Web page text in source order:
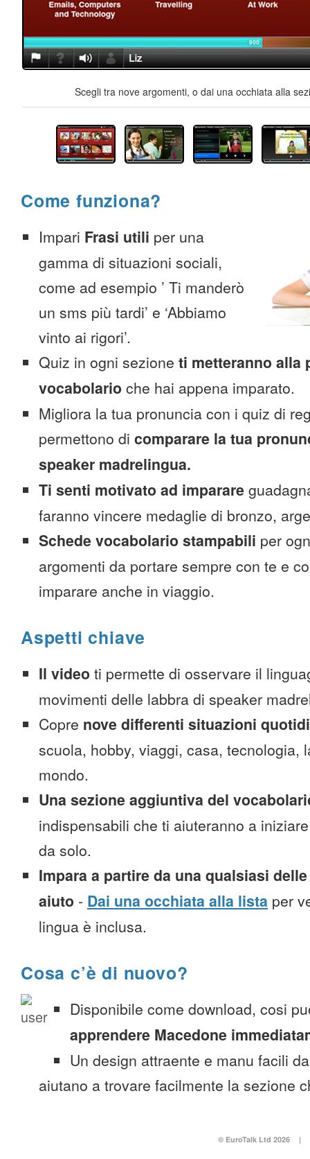
Scegli tra nove argomenti, o dai una occhiata alla
Come funziona?
Impari Frasi utili per una
gamma di situazioni sociali,
come ad esempio ’ Ti manderò
un sms più tardi’ e ‘Abbiamo
vinto ai rigori’.
Quiz in ogni sezione ti metteranno alla
vocabolario che hai appena imparato.
Migliora la tua pronuncia con i quiz di
permettono di comparare la tua
speaker madrelingua.
Ti senti motivato ad imparare
faranno vincere medaglie di bronzo,
Schede vocabolario stampabili per
argomenti da portare sempre con te e
imparare anche in viaggio.
Aspetti chiave
Il video ti permette di osservare il
movimenti delle labbra di speaker
Copre nove differenti situazioni
scuola, hobby, viaggi, casa, tecnologia,
mondo.
Una sezione aggiuntiva del
indispensabili che ti aiuteranno a
da solo.
Impara a partire da una qualsiasi
aiuto - Dai una occhiata alla lista per
lingua è inclusa.
Cosa c’è di nuovo?
Disponibile come download, cosi
apprendere Macedone
Un design attraente e manu facili
aiutano a trovare facilmente la sezione
© EuroTalk Ltd 2026 |